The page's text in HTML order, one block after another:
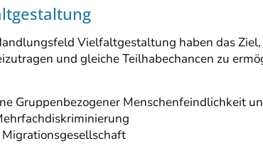
Vielfaltgestaltung haben das
und gleiche Teilhabechancen zu
Gruppenbezogener Menschenfeindlichkeit